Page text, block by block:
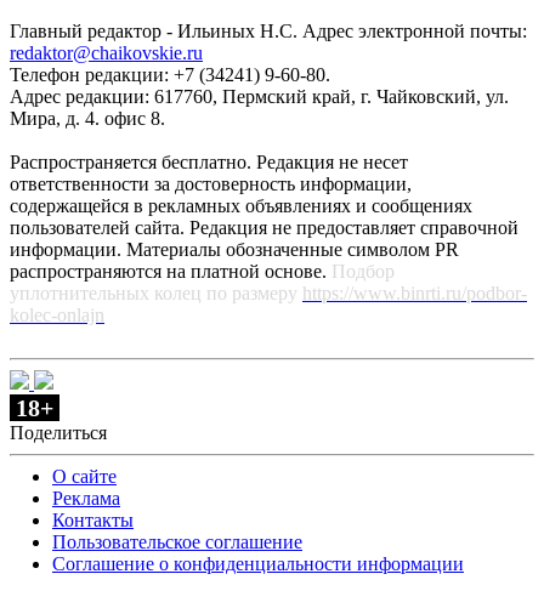
Главный редактор - Ильиных Н.С. Адрес электронной почты:
redaktor@chaikovskie.ru
Телефон редакции: +7 (34241) 9-60-80.
Адрес редакции: 617760, Пермский край, г. Чайковский, ул.
Мира, д. 4. офис 8.
Распространяется бесплатно. Редакция не несет
ответственности за достоверность информации,
содержащейся в рекламных объявлениях и сообщениях
пользователей сайта. Редакция не предоставляет справочной
информации. Материалы обозначенные символом PR
распространяются на платной основе. Подбор
уплотнительных колец по размеру https://www.binrti.ru/podbor-
kolec-onlajn
18+
Поделиться
О сайте
Реклама
Контакты
Пользовательское соглашение
Соглашение о конфиденциальности информации